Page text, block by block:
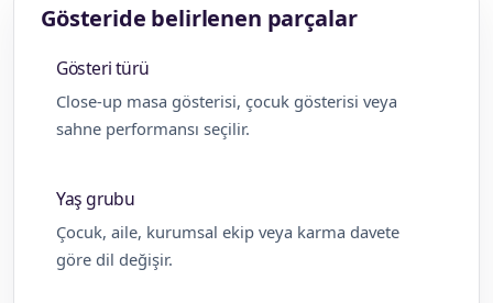
Gösteride belirlenen parçalar
Gösteri türü
Close-up masa gösterisi, çocuk gösterisi veya
sahne performansı seçilir.
Yaş grubu
Çocuk, aile, kurumsal ekip veya karma davete
göre dil değişir.